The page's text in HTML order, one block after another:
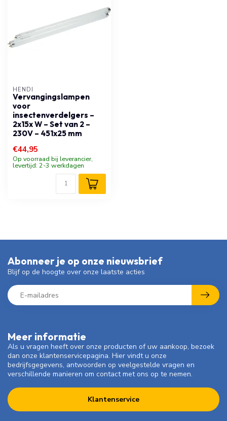
HENDI
Vervangingslampen
voor
insectenverdelgers –
2x15x W – Set van 2 –
230V – 451x25 mm
€44,95
Op voorraad bij leverancier,
levertijd: 2-3 werkdagen
Meer informatie
Als u vragen heeft over onze producten of uw aankoop, bezoek
dan onze klantenservicepagina. Hier vindt u onze
bedrijfsgegevens, antwoorden op veelgestelde vragen en
verschillende manieren om contact met ons op te nemen.
Klantenservice
Abonneer je op onze nieuwsbrief
Blijf op de hoogte over onze laatste acties